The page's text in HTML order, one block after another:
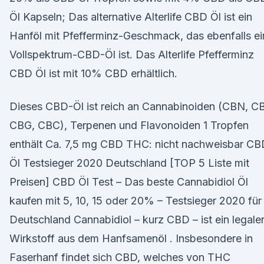
Öl Kapseln; Das alternative Alterlife CBD Öl ist ein
Hanföl mit Pfefferminz-Geschmack, das ebenfalls
Vollspektrum-CBD-Öl ist. Das Alterlife Pfefferminz
CBD Öl ist mit 10% CBD erhältlich.
Dieses CBD-Öl ist reich an Cannabinoiden (CBN,
CBG, CBC), Terpenen und Flavonoiden 1 Tropfen
enthält Ca. 7,5 mg CBD THC: nicht nachweisbar
Öl Testsieger 2020 Deutschland [TOP 5 Liste mit
Preisen] CBD Öl Test – Das beste Cannabidiol Öl
kaufen mit 5, 10, 15 oder 20% – Testsieger 2020 für
Deutschland Cannabidiol – kurz CBD – ist ein legaler
Wirkstoff aus dem Hanfsamenöl . Insbesondere in
Faserhanf findet sich CBD, welches von THC